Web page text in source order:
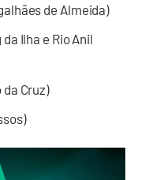
de Almeida)
Ilha e Rio Anil
Cruz)